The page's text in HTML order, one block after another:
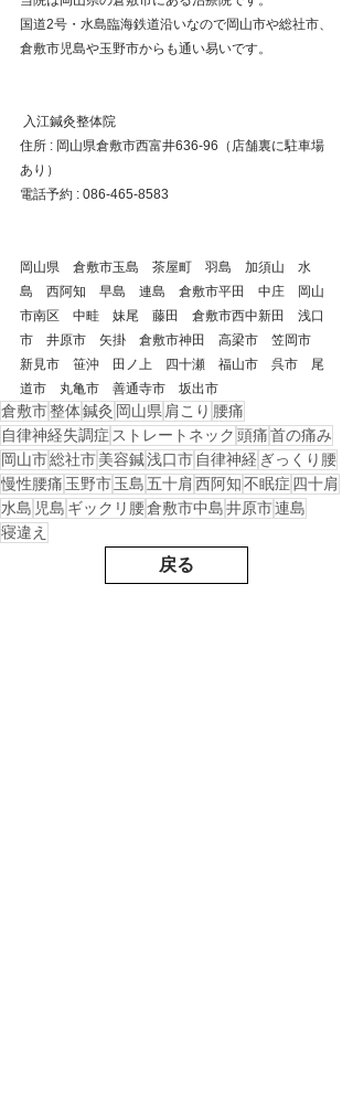
国道2号・水島臨海鉄道沿いなので岡山市や総社市、
倉敷市児島や玉野市からも通い易いです。
入江鍼灸整体院
住所 : 岡山県倉敷市西富井636-96（店舗裏に駐車場
あり）
電話予約 : 086-465-8583
岡山県　倉敷市玉島　茶屋町　羽島　加須山　水
島　西阿知　早島　連島　倉敷市平田　中庄　岡山
市南区　中畦　妹尾　藤田　倉敷市西中新田　浅口
市　井原市　矢掛　倉敷市神田　高梁市　笠岡市
新見市　笹沖　田ノ上　四十瀬　福山市　呉市　尾
道市　丸亀市　善通寺市　坂出市
倉敷市整体鍼灸 岡山県 肩こり 腰痛
自律神経失調症 ストレートネック 頭痛首の痛み
岡山市総社市美容鍼浅口市 自律神経 ぎっくり腰
慢性腰痛 玉野市玉島 五十肩西阿知不眠症 四十肩
水島 児島 ギックリ腰倉敷市中島井原市連島
寝違え
戻る